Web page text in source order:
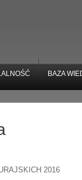
BAZA
2016